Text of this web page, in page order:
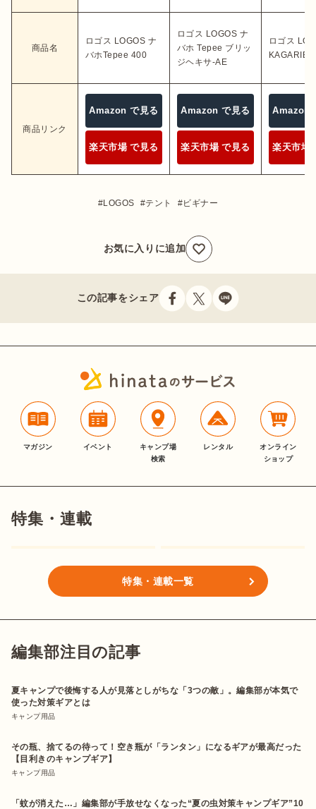
商品名
ロゴス LOGOS ナ
バホTepee 400
ロゴス LOGOS ナ
バホ Tepee ブリッ
ジヘキサ-AE
ロゴス
KAGARIBI
商品リンク
Amazon で見る
楽天市場 で見る
Amazon で見る
楽天市場 で見る
Amazon
楽天市場
LOGOS テント ビギナー
お気に入りに追加
この記事をシェア
マガジン イベント
キャンプ場
検索
レンタル
オンライン
ショップ
特集・連載
特集・連載一覧
編集部注目の記事
夏キャンプで後悔する人が見落としがちな「3つの敵」。編集部が本気で
使った対策ギアとは
キャンプ用品
その瓶、捨てるの待って！空き瓶が「ランタン」になるギアが最高だった
【目利きのキャンプギア】
キャンプ用品
「蚊が消えた…」編集部が手放せなくなった“夏の虫対策キャンプギア”10